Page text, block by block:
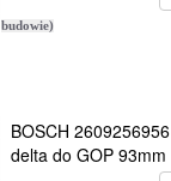
budowie)
BOSCH
delta do GOP 93mm